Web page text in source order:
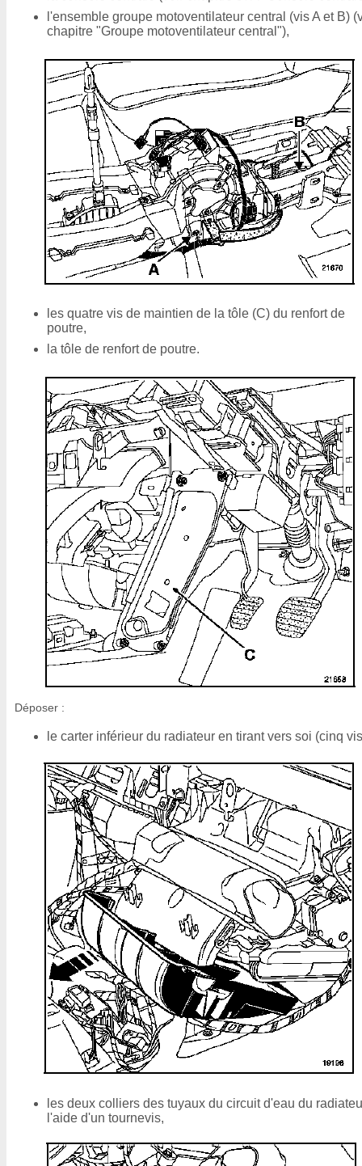
l'ensemble groupe motoventilateur central (vis A et B)
chapitre "Groupe motoventilateur central"),
les quatre vis de maintien de la tôle (C) du renfort de
poutre,
la tôle de renfort de poutre.
Déposer :
le carter inférieur du radiateur en tirant vers soi (cinq
les deux colliers des tuyaux du circuit d'eau du
l'aide d'un tournevis,